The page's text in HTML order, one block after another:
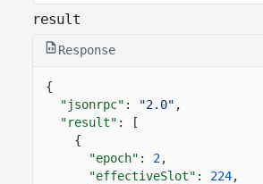
result
Response
{
"jsonrpc" : "2.0" ,
"result" : [
{
"epoch" : 2,
"effectiveSlot" : 224,